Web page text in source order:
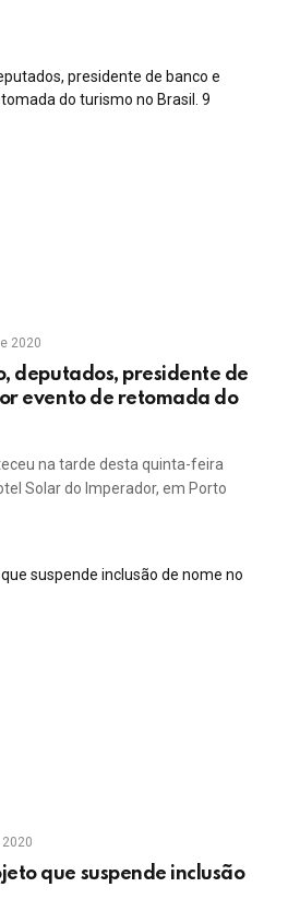
2020
deputados, presidente de
evento de retomada do
na tarde desta quinta-feira
Solar do Imperador, em Porto
que suspende inclusão